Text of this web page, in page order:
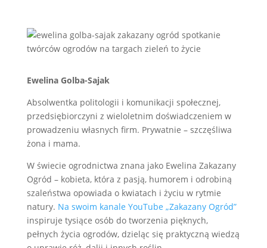
Ewelina Golba-Sajak
Absolwentka politologii i komunikacji społecznej,
przedsiębiorczyni z wieloletnim doświadczeniem w
prowadzeniu własnych firm. Prywatnie – szczęśliwa
żona i mama.
W świecie ogrodnictwa znana jako Ewelina Zakazany
Ogród – kobieta, która z pasją, humorem i odrobiną
szaleństwa opowiada o kwiatach i życiu w rytmie
natury. Na swoim kanale YouTube „Zakazany Ogród”
inspiruje tysiące osób do tworzenia pięknych,
pełnych życia ogrodów, dzieląc się praktyczną wiedzą